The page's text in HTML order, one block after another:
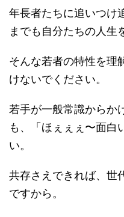
年長者たちに追いつけ
までも自分たちの人生
そんな若者の特性を理
けないでください。
若手が一般常識からか
も、「ほぇぇぇ〜面白
い。
共存さえできれば、世
ですから。